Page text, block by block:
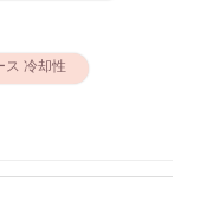
ス 冷却性